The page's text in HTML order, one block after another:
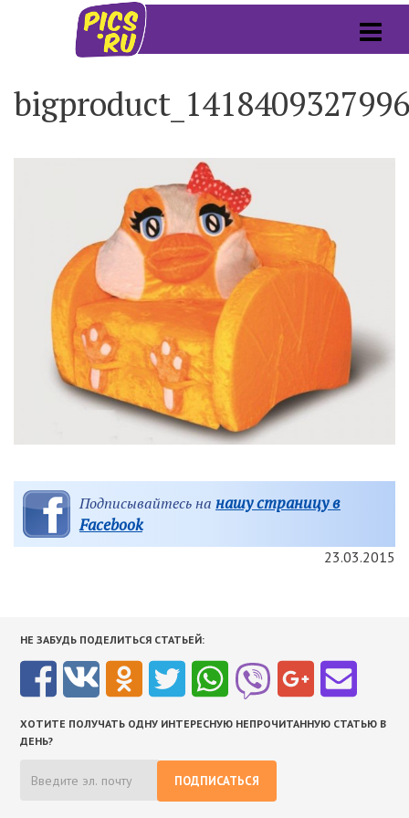
Подписывайтесь на нашу страницу в
Facebook
23.03.2015
НЕ ЗАБУДЬ ПОДЕЛИТЬСЯ СТАТЬЕЙ:
ХОТИТЕ ПОЛУЧАТЬ ОДНУ ИНТЕРЕСНУЮ НЕПРОЧИТАННУЮ СТАТЬЮ В
ДЕНЬ?
ПОДПИСАТЬСЯ